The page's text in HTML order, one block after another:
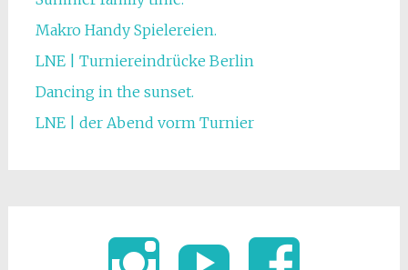
Makro Handy Spielereien.
LNE | Turniereindrücke Berlin
Dancing in the sunset.
LNE | der Abend vorm Turnier